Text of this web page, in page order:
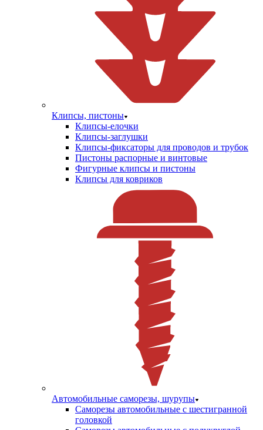
Клипсы, пистоны
Клипсы-елочки
Клипсы-заглушки
Клипсы-фиксаторы для проводов и трубок
Пистоны распорные и винтовые
Фигурные клипсы и пистоны
Клипсы для ковриков
Автомобильные саморезы, шурупы
Саморезы автомобильные с шестигранной
головкой